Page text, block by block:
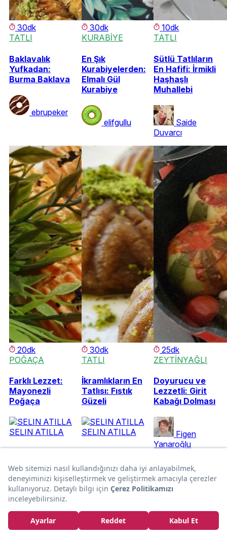
30dk
TATLI
Baklavalık
Yufkadan:
Burma Baklava
ebrupeker
30dk
KURABİYE
En Şık
Kurabiyelerden:
Elmalı Gül
Kurabiye
elifgullu
10dk
TATLI
Sütlü Tatlıların
En Hafifi: İrmikli
Haşhaşlı
Muhallebi
Saide
Duvarcı
20dk
POĞAÇA
Farklı Lezzet:
Mayonezli
Poğaça
SELIN ATILLA
30dk
TATLI
İkramlıkların En
Tatlısı: Fıstık
Güzeli
SELIN ATILLA
25dk
ZEYTİNYAĞLI
Doyurucu ve
Lezzetli: Girit
Kabağı Dolması
Figen
Yanaroğlu